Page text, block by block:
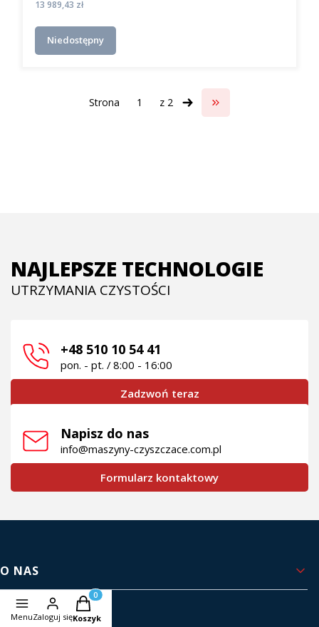
Cena
13 989,43 zł
Niedostępny
Strona z 2 Przejdź do ostatniej
NAJLEPSZE TECHNOLOGIE
UTRZYMANIA CZYSTOŚCI
+48 510 10 54 41
pon. - pt. / 8:00 - 16:00
Zadzwoń teraz
Napisz do nas
info@maszyny-czyszczace.com.pl
Formularz kontaktowy
Linki w stopce
O NAS
Kontakt i dane firmy
MenuZaloguj się
Produkty w koszyku: 0. Zobacz szczegóły
Koszyk